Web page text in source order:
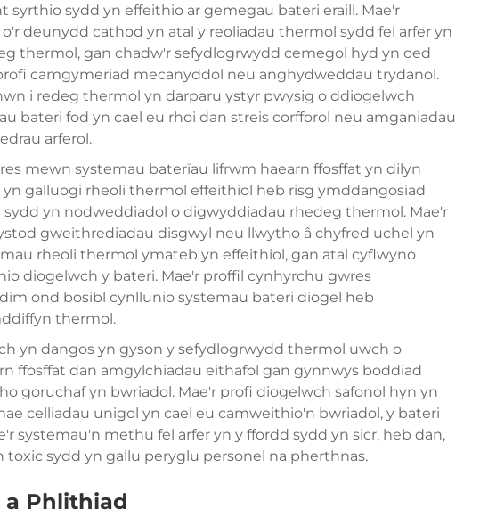
sydd yn effeithio ar gemegau bateri eraill. Mae'r
deunydd cathod yn atal y reoliadau thermol sydd fel arfer yn
thermol, gan chadw'r sefydlogrwydd cemegol hyd yn oed
camgymeriad mecanyddol neu anghydweddau trydanol.
i redeg thermol yn darparu ystyr pwysig o ddiogelwch
bateri fod yn cael eu rhoi dan streis corfforol neu amganiadau
arferol.
mewn systemau baterïau lifrwm haearn ffosffat yn dilyn
galluogi rheoli thermol effeithiol heb risg ymddangosiad
yn nodweddiadol o digwyddiadau rhedeg thermol. Mae'r
gweithrediadau disgwyl neu llwytho â chyfred uchel yn
rheoli thermol ymateb yn effeithiol, gan atal cyflwyno
diogelwch y bateri. Mae'r proffil cynhyrchu gwres
ond bosibl cynllunio systemau bateri diogel heb
thermol.
yn dangos yn gyson y sefydlogrwydd thermol uwch o
ffosffat dan amgylchiadau eithafol gan gynnwys boddiad
goruchaf yn bwriadol. Mae'r profi diogelwch safonol hyn yn
celliadau unigol yn cael eu camweithio'n bwriadol, y bateri
systemau'n methu fel arfer yn y ffordd sydd yn sicr, heb dan,
sydd yn gallu peryglu personel na pherthnas.
a Phlithiad